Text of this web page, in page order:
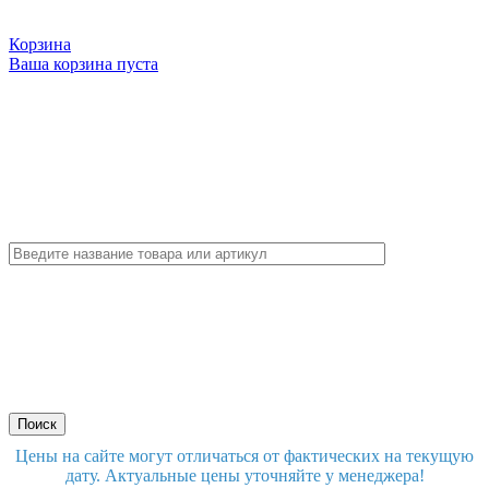
Корзина
Ваша корзина пуста
Цены на сайте могут отличаться от фактических на текущую
дату. Актуальные цены уточняйте у менеджера!